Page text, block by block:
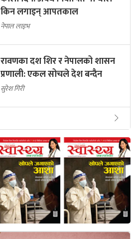
किन लगाइन् आपतकाल
नेपाल लाइभ
रावणका दश शिर र नेपालको शासन
प्रणाली: एकल सोचले देश बन्दैन
सुरेश गिरी